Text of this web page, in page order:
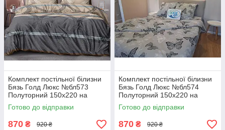
Комплект постільної білизни
Бязь Голд Люкс №бл573
Полуторний 150х220 на
кнопках
Готово до відправки
870 ₴ 920 ₴
Комплект постільної білизни
Бязь Голд Люкс №бл574
Полуторний 150х220 на
кнопках
Готово до відправки
870 ₴ 920 ₴